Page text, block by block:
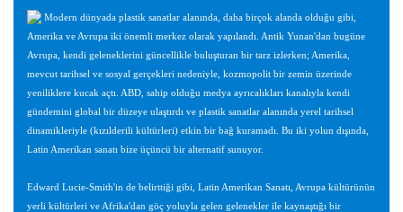
Modern dünyada plastik sanatlar alanında, daha birçok alanda olduğu gibi,
Amerika ve Avrupa iki önemli merkez olarak yapılandı. Antik Yunan'dan bugüne
Avrupa, kendi geleneklerini güncellikle buluşturan bir tarz izlerken; Amerika,
mevcut tarihsel ve sosyal gerçekleri nedeniyle, kozmopolit bir zemin üzerinde
yeniliklere kucak açtı. ABD, sahip olduğu medya ayrıcalıkları kanalıyla kendi
gündemini global bir düzeye ulaştırdı ve plastik sanatlar alanında yerel tarihsel
dinamikleriyle (kızılderili kültürleri) etkin bir bağ kuramadı. Bu iki yolun dışında,
Latin Amerikan sanatı bize üçüncü bir alternatif sunuyor.
Edward Lucie-Smith'in de belirttiği gibi, Latin Amerikan Sanatı, Avrupa kültürünün
yerli kültürleri ve Afrika'dan göç yoluyla gelen gelenekler ile kaynaştığı bir